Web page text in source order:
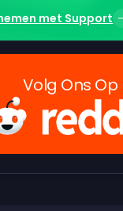
met Support
Volg Ons Op